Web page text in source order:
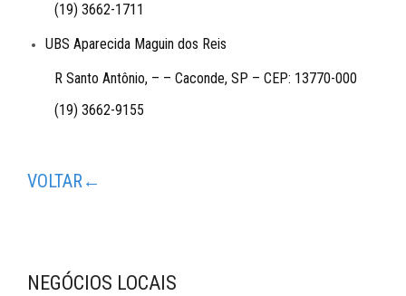
(19) 3662-1711
UBS Aparecida Maguin dos Reis
R Santo Antônio, – – Caconde, SP – CEP: 13770-000
(19) 3662-9155
VOLTAR←
NEGÓCIOS LOCAIS